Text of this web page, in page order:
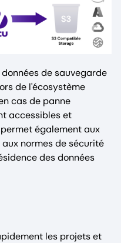
de sauvegarde
de l'écosystème
cas de panne
accessibles et
également aux
normes de sécurité
des données
les projets et